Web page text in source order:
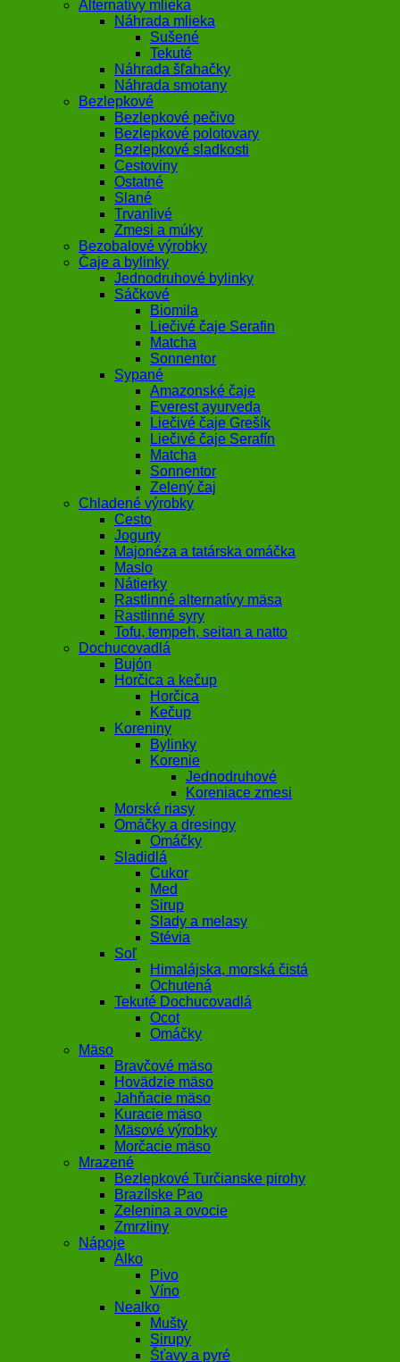
Alternatívy mlieka
Náhrada mlieka
Sušené
Tekuté
Náhrada šľahačky
Náhrada smotany
Bezlepkové
Bezlepkové pečivo
Bezlepkové polotovary
Bezlepkové sladkosti
Cestoviny
Ostatné
Slané
Trvanlivé
Zmesi a múky
Bezobalové výrobky
Čaje a bylinky
Jednodruhové bylinky
Sáčkové
Biomila
Liečivé čaje Serafin
Matcha
Sonnentor
Sypané
Amazonské čaje
Everest ayurveda
Liečivé čaje Grešík
Liečivé čaje Serafín
Matcha
Sonnentor
Zelený čaj
Chladené výrobky
Cesto
Jogurty
Majonéza a tatárska omáčka
Maslo
Nátierky
Rastlinné alternatívy mäsa
Rastlinné syry
Tofu, tempeh, seitan a natto
Dochucovadlá
Bujón
Horčica a kečup
Horčica
Kečup
Koreniny
Bylinky
Korenie
Jednodruhové
Koreniace zmesi
Morské riasy
Omáčky a dresingy
Omáčky
Sladidlá
Cukor
Med
Sirup
Slady a melasy
Stévia
Soľ
Himalájska, morská čistá
Ochutená
Tekuté Dochucovadlá
Ocot
Omáčky
Mäso
Bravčové mäso
Hovädzie mäso
Jahňacie mäso
Kuracie mäso
Mäsové výrobky
Morčacie mäso
Mrazené
Bezlepkové Turčianske pirohy
Brazílske Pao
Zelenina a ovocie
Zmrzliny
Nápoje
Alko
Pivo
Víno
Nealko
Mušty
Sirupy
Šťavy a pyré